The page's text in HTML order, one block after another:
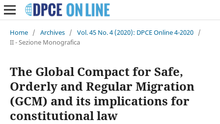
Home / Archives / Vol. 45 No. 4 (2020): DPCE Online 4-2020 /
II - Sezione Monografica
The Global Compact for Safe,
Orderly and Regular Migration
(GCM) and its implications for
constitutional law